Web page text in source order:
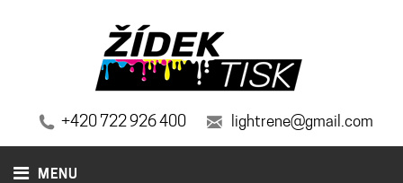
+420 722 926 400 lightrene@gmail.com
MENU